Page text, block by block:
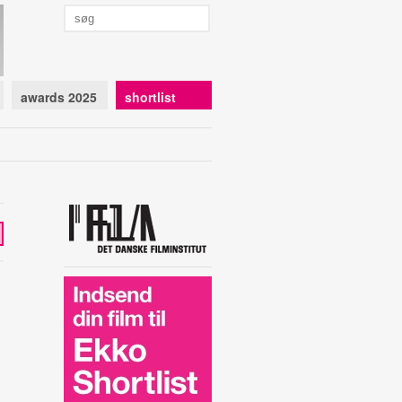
awards 2025 shortlist